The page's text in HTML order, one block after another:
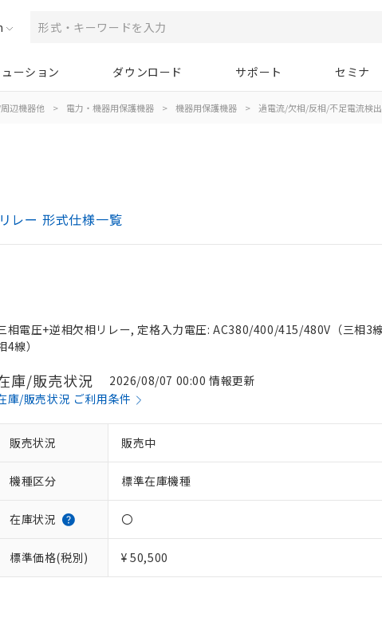
ーション ダウンロード サポート セミナ
辺機器他 > 電力・機器用保護機器 > 機器用保護機器 > 過電流/欠相/反相/不足電流検
レー 形式仕様一覧
相電圧+逆相欠相リレー, 定格入力電圧: AC380/400/415/480V（三相3
4線）
庫/販売状況
2026/08/07 00:00 情報更新
庫/販売状況 ご利用条件
販売状況 販売中
機種区分 標準在庫機種
在庫状況 〇
標準価格(税別) ¥ 50,500